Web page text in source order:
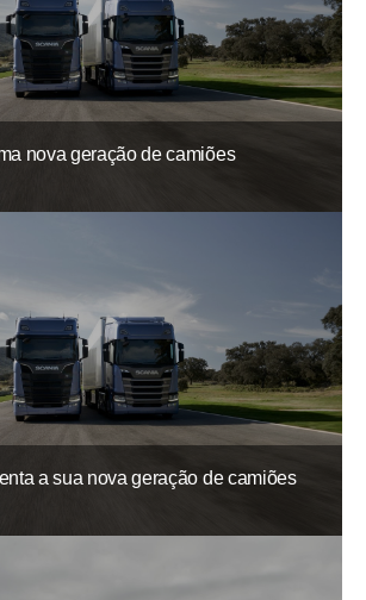
nova geração de camiões
a sua nova geração de camiões